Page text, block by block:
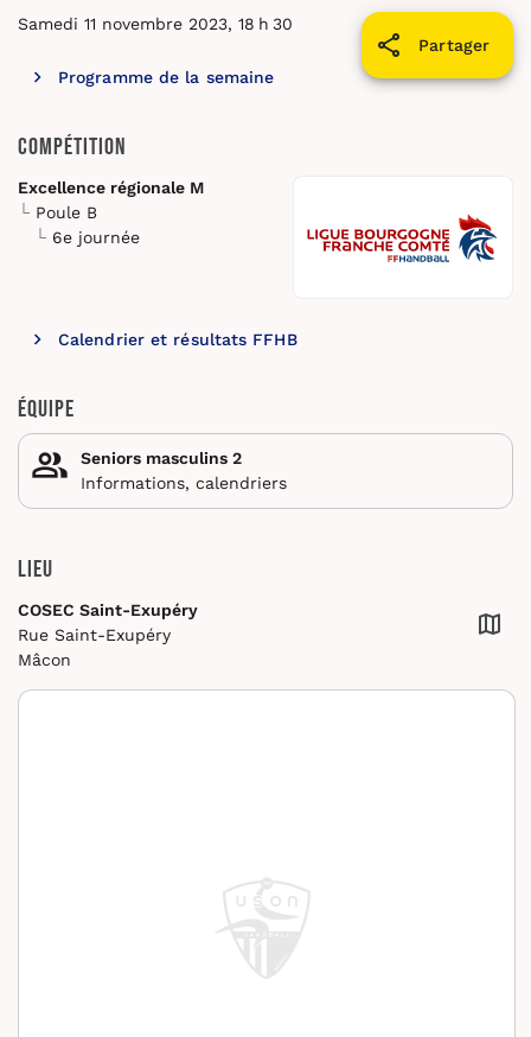
Partager
Samedi 11 novembre 2023, 18 h 30
Programme de la semaine
Compétition
Excellence régionale M
Poule B
6e journée
Calendrier et résultats FFHB
Équipe
Seniors masculins 2
Informations, calendriers
Lieu
COSEC Saint-Exupéry
Rue Saint-Exupéry
Mâcon